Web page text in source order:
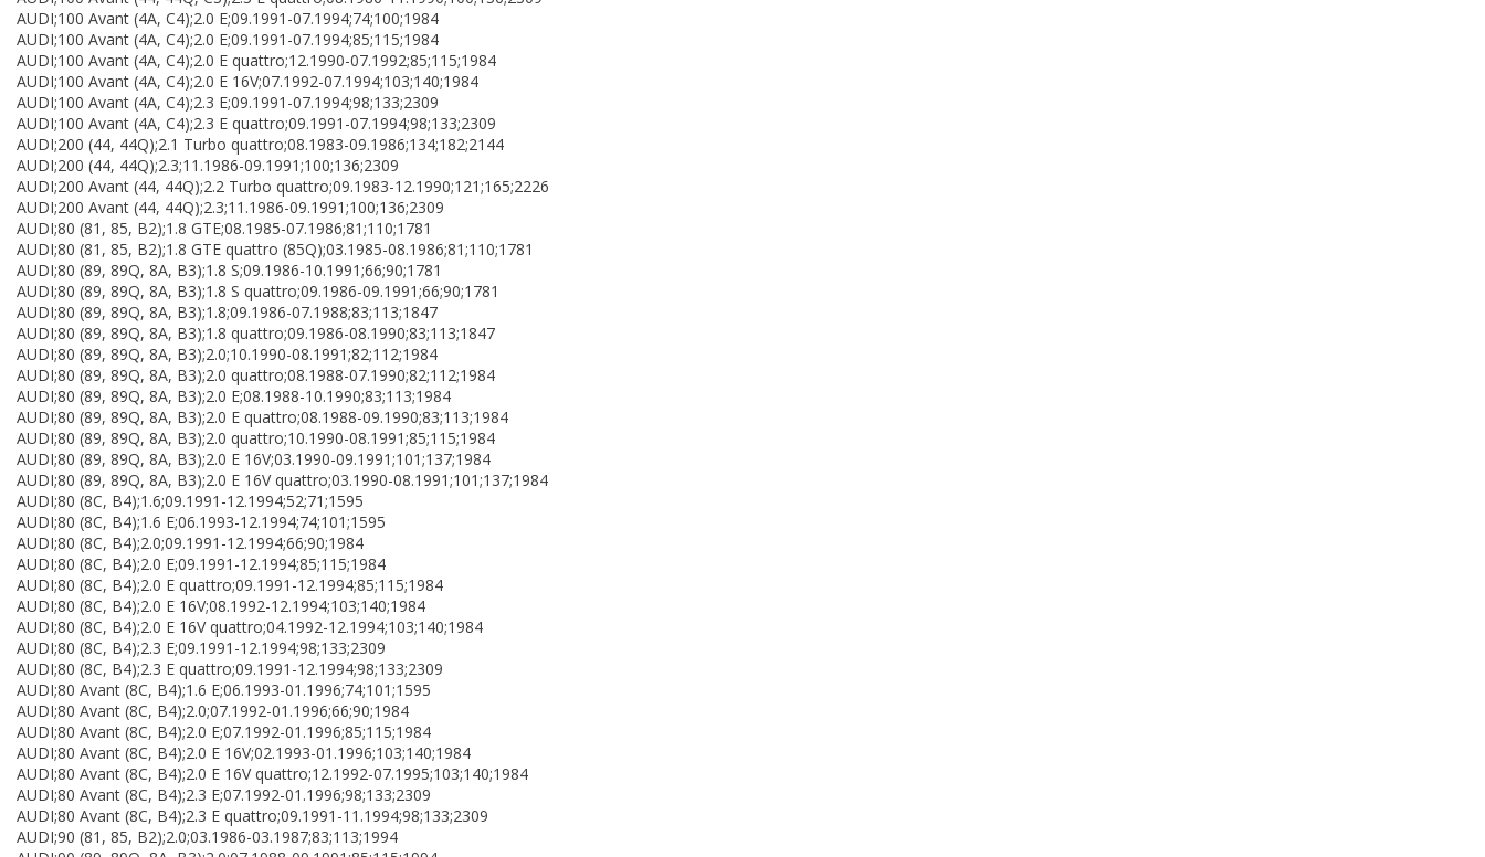
AUDI;100 Avant (4A, C4);2.0 E;09.1991-07.1994;74;100;1984
AUDI;100 Avant (4A, C4);2.0 E;09.1991-07.1994;85;115;1984
AUDI;100 Avant (4A, C4);2.0 E quattro;12.1990-07.1992;85;115;1984
AUDI;100 Avant (4A, C4);2.0 E 16V;07.1992-07.1994;103;140;1984
AUDI;100 Avant (4A, C4);2.3 E;09.1991-07.1994;98;133;2309
AUDI;100 Avant (4A, C4);2.3 E quattro;09.1991-07.1994;98;133;2309
AUDI;200 (44, 44Q);2.1 Turbo quattro;08.1983-09.1986;134;182;2144
AUDI;200 (44, 44Q);2.3;11.1986-09.1991;100;136;2309
AUDI;200 Avant (44, 44Q);2.2 Turbo quattro;09.1983-12.1990;121;165;2226
AUDI;200 Avant (44, 44Q);2.3;11.1986-09.1991;100;136;2309
AUDI;80 (81, 85, B2);1.8 GTE;08.1985-07.1986;81;110;1781
AUDI;80 (81, 85, B2);1.8 GTE quattro (85Q);03.1985-08.1986;81;110;1781
AUDI;80 (89, 89Q, 8A, B3);1.8 S;09.1986-10.1991;66;90;1781
AUDI;80 (89, 89Q, 8A, B3);1.8 S quattro;09.1986-09.1991;66;90;1781
AUDI;80 (89, 89Q, 8A, B3);1.8;09.1986-07.1988;83;113;1847
AUDI;80 (89, 89Q, 8A, B3);1.8 quattro;09.1986-08.1990;83;113;1847
AUDI;80 (89, 89Q, 8A, B3);2.0;10.1990-08.1991;82;112;1984
AUDI;80 (89, 89Q, 8A, B3);2.0 quattro;08.1988-07.1990;82;112;1984
AUDI;80 (89, 89Q, 8A, B3);2.0 E;08.1988-10.1990;83;113;1984
AUDI;80 (89, 89Q, 8A, B3);2.0 E quattro;08.1988-09.1990;83;113;1984
AUDI;80 (89, 89Q, 8A, B3);2.0 quattro;10.1990-08.1991;85;115;1984
AUDI;80 (89, 89Q, 8A, B3);2.0 E 16V;03.1990-09.1991;101;137;1984
AUDI;80 (89, 89Q, 8A, B3);2.0 E 16V quattro;03.1990-08.1991;101;137;1984
AUDI;80 (8C, B4);1.6;09.1991-12.1994;52;71;1595
AUDI;80 (8C, B4);1.6 E;06.1993-12.1994;74;101;1595
AUDI;80 (8C, B4);2.0;09.1991-12.1994;66;90;1984
AUDI;80 (8C, B4);2.0 E;09.1991-12.1994;85;115;1984
AUDI;80 (8C, B4);2.0 E quattro;09.1991-12.1994;85;115;1984
AUDI;80 (8C, B4);2.0 E 16V;08.1992-12.1994;103;140;1984
AUDI;80 (8C, B4);2.0 E 16V quattro;04.1992-12.1994;103;140;1984
AUDI;80 (8C, B4);2.3 E;09.1991-12.1994;98;133;2309
AUDI;80 (8C, B4);2.3 E quattro;09.1991-12.1994;98;133;2309
AUDI;80 Avant (8C, B4);1.6 E;06.1993-01.1996;74;101;1595
AUDI;80 Avant (8C, B4);2.0;07.1992-01.1996;66;90;1984
AUDI;80 Avant (8C, B4);2.0 E;07.1992-01.1996;85;115;1984
AUDI;80 Avant (8C, B4);2.0 E 16V;02.1993-01.1996;103;140;1984
AUDI;80 Avant (8C, B4);2.0 E 16V quattro;12.1992-07.1995;103;140;1984
AUDI;80 Avant (8C, B4);2.3 E;07.1992-01.1996;98;133;2309
AUDI;80 Avant (8C, B4);2.3 E quattro;09.1991-11.1994;98;133;2309
AUDI;90 (81, 85, B2);2.0;03.1986-03.1987;83;113;1994